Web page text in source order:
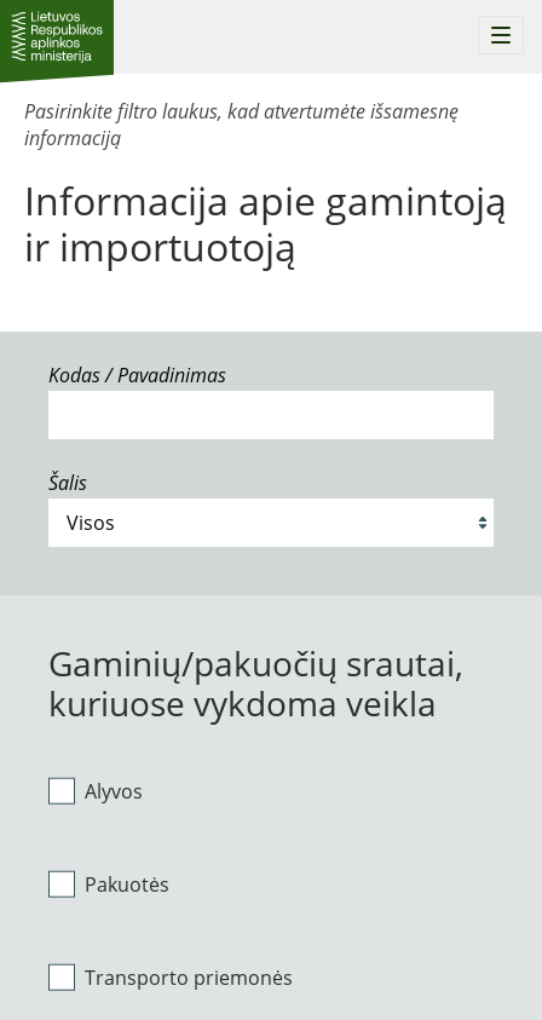
Informacija apie gamintoją
ir importuotoją
Pasirinkite filtro laukus, kad atvertumėte išsamesnę
informaciją
Kodas / Pavadinimas
Šalis
Gaminių/pakuočių srautai,
kuriuose vykdoma veikla
Alyvos
Pakuotės
Transporto priemonės